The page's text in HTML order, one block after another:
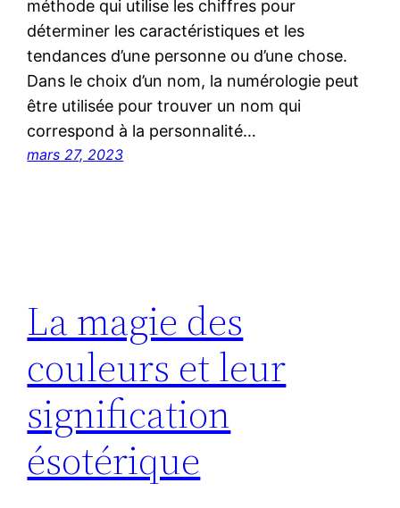
méthode qui utilise les chiffres pour
déterminer les caractéristiques et les
tendances d’une personne ou d’une chose.
Dans le choix d’un nom, la numérologie peut
être utilisée pour trouver un nom qui
correspond à la personnalité…
mars 27, 2023
La magie des
couleurs et leur
signification
ésotérique